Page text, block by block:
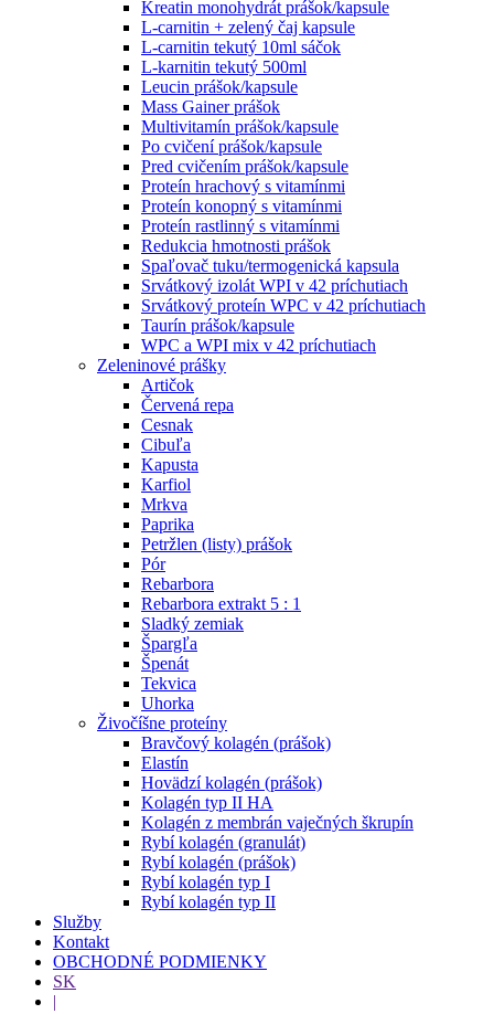
Kreatin monohydrát prášok/kapsule
L-carnitin + zelený čaj kapsule
L-carnitin tekutý 10ml sáčok
L-karnitin tekutý 500ml
Leucin prášok/kapsule
Mass Gainer prášok
Multivitamín prášok/kapsule
Po cvičení prášok/kapsule
Pred cvičením prášok/kapsule
Proteín hrachový s vitamínmi
Proteín konopný s vitamínmi
Proteín rastlinný s vitamínmi
Redukcia hmotnosti prášok
Spaľovač tuku/termogenická kapsula
Srvátkový izolát WPI v 42 príchutiach
Srvátkový proteín WPC v 42 príchutiach
Taurín prášok/kapsule
WPC a WPI mix v 42 príchutiach
Zeleninové prášky
Artičok
Červená repa
Cesnak
Cibuľa
Kapusta
Karfiol
Mrkva
Paprika
Petržlen (listy) prášok
Pór
Rebarbora
Rebarbora extrakt 5 : 1
Sladký zemiak
Špargľa
Špenát
Tekvica
Uhorka
Živočíšne proteíny
Bravčový kolagén (prášok)
Elastín
Hovädzí kolagén (prášok)
Kolagén typ II HA
Kolagén z membrán vaječných škrupín
Rybí kolagén (granulát)
Rybí kolagén (prášok)
Rybí kolagén typ I
Rybí kolagén typ II
Služby
Kontakt
OBCHODNÉ PODMIENKY
SK
|